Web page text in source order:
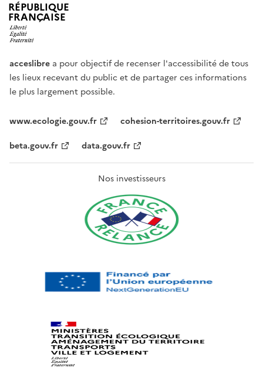
RÉPUBLIQUE
FRANÇAISE
acceslibre a pour objectif de recenser l'accessibilité de tous
les lieux recevant du public et de partager ces informations
le plus largement possible.
www.ecologie.gouv.fr
cohesion-territoires.gouv.fr
beta.gouv.fr
data.gouv.fr
Nos investisseurs